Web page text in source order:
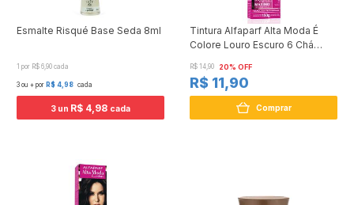
Esmalte Risqué Base Seda 8ml
1 por R$ 6,90 cada
3 ou + por R$ 4,98 cada
3 un R$ 4,98 cada
Tintura Alfaparf Alta Moda É
Colore Louro Escuro 6 Chá
R$ 14,90 20% OFF
R$ 11,90
Comprar